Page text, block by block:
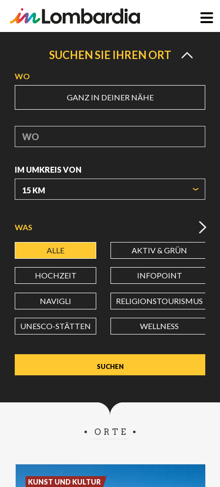
SUCHEN SIE IHREN ORT
WO
GANZ IN DEINER NÄHE
WO
IM UMKREIS VON
BREITENGRAD
LÄNGENGRAD
Wert in Dezimalgrad. Punkt (.) als Dezimalzeichen
WAS
ALLE AKTIV & GRÜN
HOCHZEIT INFOPOINT
NAVIGLI RELIGIONSTOURISMUS
UNESCO-STÄTTEN WELLNESS
ORTE
KUNST UND KULTUR